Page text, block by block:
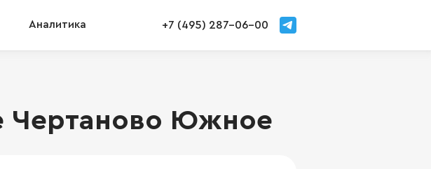
Аналитика +7 (495) 287-06-00
Чертаново Южное